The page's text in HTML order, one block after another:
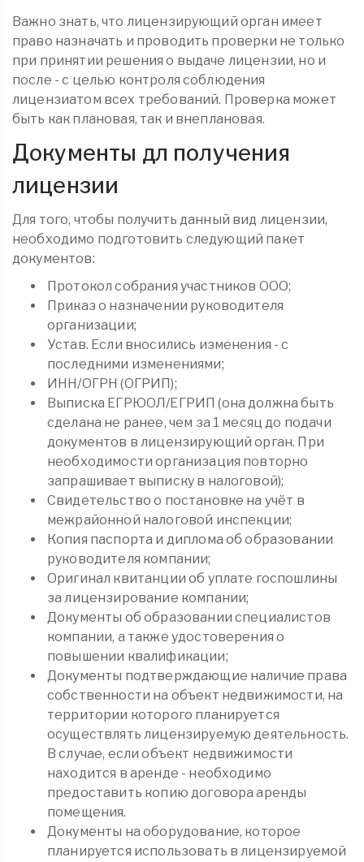
Важно знать, что лицензирующий орган имеет
право назначать и проводить проверки не только
при принятии решения о выдаче лицензии, но и
после - с целью контроля соблюдения
лицензиатом всех требований. Проверка может
быть как плановая, так и внеплановая.
Документы дл получения
лицензии
Для того, чтобы получить данный вид лицензии,
необходимо подготовить следующий пакет
документов:
Протокол собрания участников ООО;
Приказ о назначении руководителя
организации;
Устав. Если вносились изменения - с
последними изменениями;
ИНН/ОГРН (ОГРИП);
Выписка ЕГРЮОЛ/ЕГРИП (она должна быть
сделана не ранее, чем за 1 месяц до подачи
документов в лицензирующий орган. При
необходимости организация повторно
запрашивает выписку в налоговой);
Свидетельство о постановке на учёт в
межрайонной налоговой инспекции;
Копия паспорта и диплома об образовании
руководителя компании;
Оригинал квитанции об уплате госпошлины
за лицензирование компании;
Документы об образовании специалистов
компании, а также удостоверения о
повышении квалификации;
Документы подтверждающие наличие права
собственности на объект недвижимости, на
территории которого планируется
осуществлять лицензируемую деятельность.
В случае, если объект недвижимости
находится в аренде - необходимо
предоставить копию договора аренды
помещения.
Документы на оборудование, которое
планируется использовать в лицензируемой